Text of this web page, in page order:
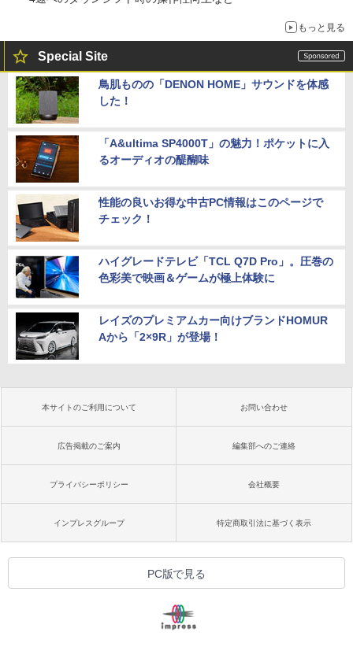
もっと見る
Special Site
鳥肌ものの「DENON HOME」サウンドを体感
した！
「A&ultima SP4000T」の魅力！ポケットに入
るオーディオの醍醐味
性能の良いお得な中古PC情報はこのページで
チェック！
ハイグレードテレビ「TCL Q7D Pro」。圧巻の
色彩美で映画＆ゲームが極上体験に
レイズのプレミアムカー向けブランドHOMUR
Aから「2×9R」が登場！
本サイトのご利用について お問い合わせ
広告掲載のご案内 編集部へのご連絡
プライバシーポリシー 会社概要
インプレスグループ 特定商取引法に基づく表示
PC版で見る